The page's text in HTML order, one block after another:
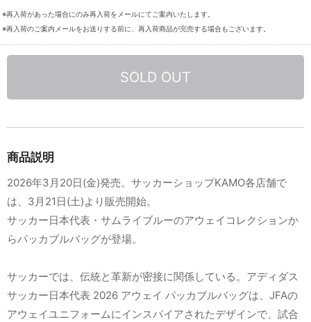
※再入荷があった場合にのみ再入荷をメールにてご案内いたします。
※再入荷のご案内メールをお送りする前に、再入荷商品が完売する場合もございます。
SOLD OUT
商品説明
2026年3月20日(金)発売。サッカーショップKAMO各店舗で
は、3月21日(土)より販売開始。
サッカー日本代表・サムライブルーのアウェイコレクションか
らパッカブルバッグが登場。
サッカーでは、伝統と革新が密接に関係している。アディダス
サッカー日本代表 2026 アウェイ パッカブルバッグは、JFAの
アウェイユニフォームにインスパイアされたデザインで、試合